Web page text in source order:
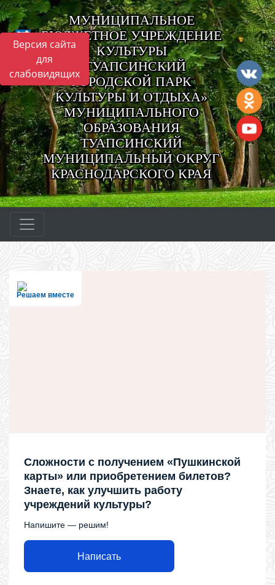
Версия сайта
для
слабовидящих
МУНИЦИПАЛЬНОЕ
БЮДЖЕТНОЕ УЧРЕЖДЕНИЕ
КУЛЬТУРЫ
«ТУАПСИНСКИЙ
ГОРОДСКОЙ ПАРК
КУЛЬТУРЫ И ОТДЫХА»
МУНИЦИПАЛЬНОГО
ОБРАЗОВАНИЯ
ТУАПСИНСКИЙ
МУНИЦИПАЛЬНЫЙ ОКРУГ
КРАСНОДАРСКОГО КРАЯ
Решаем вместе
Сложности с получением «Пушкинской
карты» или приобретением билетов?
Знаете, как улучшить работу
учреждений культуры?
Напишите — решим!
Написать